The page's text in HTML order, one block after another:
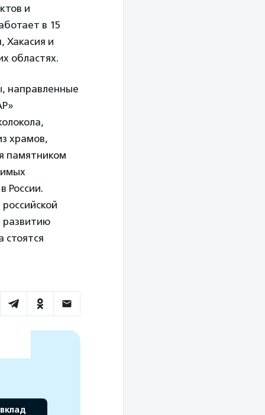
и
в 15
Хакасия и
областях.
направленные
храмов,
памятником
России.
развитию
стоятся